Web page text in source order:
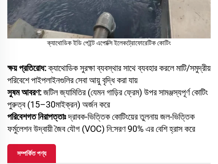
ক্যাথোডিক ইডি পেইন্ট এপোক্সি ইলেকট্রোফোরেটিক কোটিং
ক্ষয় প্রতিরোধ:ক্যাথোডিক সুরক্ষা ব্যবস্থার সাথে ব্যবহার করলে মাটি/সমুদ্রীয়
পরিবেশে পাইপলাইনগুলির সেবা আয়ু বৃদ্ধি করা যায়
সুষম আবরণ:জটিল জ্যামিতির (যেমন গাড়ির ফ্রেম) উপর সামঞ্জস্যপূর্ণ কোটিং
পুরুত্ব (15–30মাইক্রন) অর্জন করে
পরিবেশগত নিরাপত্তাঃদ্রাবক-ভিত্তিক কোটিংয়ের তুলনায় জল-ভিত্তিক
ফর্মুলেশন উদ্বায়ী জৈব যৌগ (VOC) নি:সরণ 90% এর বেশি হ্রাস করে
সম্পর্কিত পণ্য